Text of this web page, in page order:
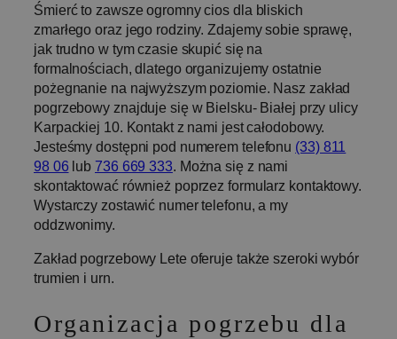
Śmierć to zawsze ogromny cios dla bliskich
zmarłego oraz jego rodziny. Zdajemy sobie sprawę,
jak trudno w tym czasie skupić się na
formalnościach, dlatego organizujemy ostatnie
pożegnanie na najwyższym poziomie. Nasz zakład
pogrzebowy znajduje się w Bielsku- Białej przy ulicy
Karpackiej 10. Kontakt z nami jest całodobowy.
Jesteśmy dostępni pod numerem telefonu (33) 811
98 06 lub 736 669 333 . Można się z nami
skontaktować również poprzez formularz kontaktowy.
Wystarczy zostawić numer telefonu, a my
oddzwonimy.
Zakład pogrzebowy Lete oferuje także szeroki wybór
trumien i urn.
Organizacja pogrzebu dla